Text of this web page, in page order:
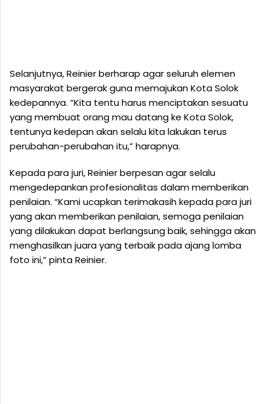
Selanjutnya, Reinier berharap agar seluruh elemen
masyarakat bergerak guna memajukan Kota Solok
kedepannya. “Kita tentu harus menciptakan sesuatu
yang membuat orang mau datang ke Kota Solok,
tentunya kedepan akan selalu kita lakukan terus
perubahan-perubahan itu,” harapnya.
Kepada para juri, Reinier berpesan agar selalu
mengedepankan profesionalitas dalam memberikan
penilaian. “Kami ucapkan terimakasih kepada para juri
yang akan memberikan penilaian, semoga penilaian
yang dilakukan dapat berlangsung baik, sehingga akan
menghasilkan juara yang terbaik pada ajang lomba
foto ini,” pinta Reinier.